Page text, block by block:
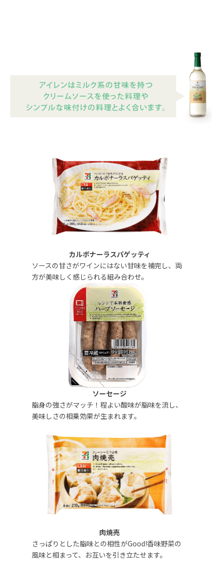
カルボナーラスパゲッティ
ソースの甘さがワインにはない甘味を補完し、両
方が美味しく感じられる組み合わせ。
ソーセージ
脂身の強さがマッチ！程よい酸味が脂味を流し、
美味しさの相乗効果が生まれます。
肉焼売
さっぱりとした脂味との相性がGood!香味野菜の
風味と相まって、お互いを引き立たせます。